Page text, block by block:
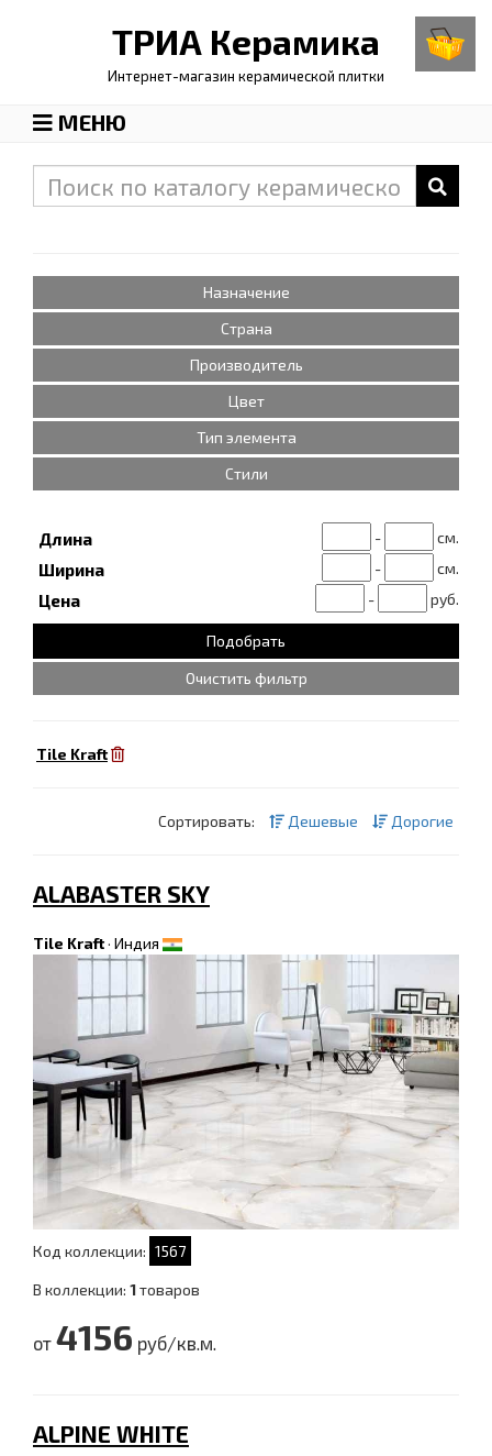
ТРИА Керамика
Интернет-магазин керамической плитки
МЕНЮ
Назначение
Страна
Производитель
Цвет
Тип элемента
Стили
Длина - см.
Ширина - см.
Цена - руб.
Очистить фильтр
Tile Kraft
Сортировать: Дешевые Дорогие
ALABASTER SKY
Tile Kraft· Индия
Код коллекции: 1567
В коллекции: 1товаров
от 4156 руб/кв.м.
ALPINE WHITE